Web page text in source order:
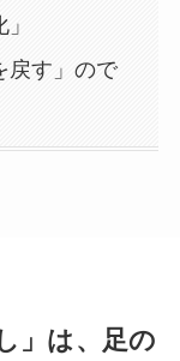
戻す」ので
」は、足の